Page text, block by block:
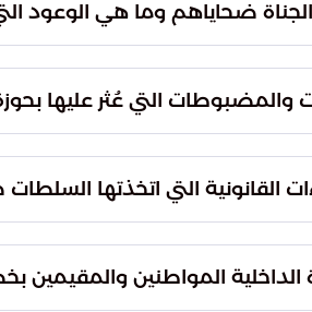
لا أساس لها من الصحة. كما
مستخدمين في ذلك وسائل تقنية
الرسمية. كما تم التحفظ على
إلى مجموعة من الوثائق غير
المختصة. ومن ثم تمت إحالتهم
الرادعة بحقهم، لضمان حماية